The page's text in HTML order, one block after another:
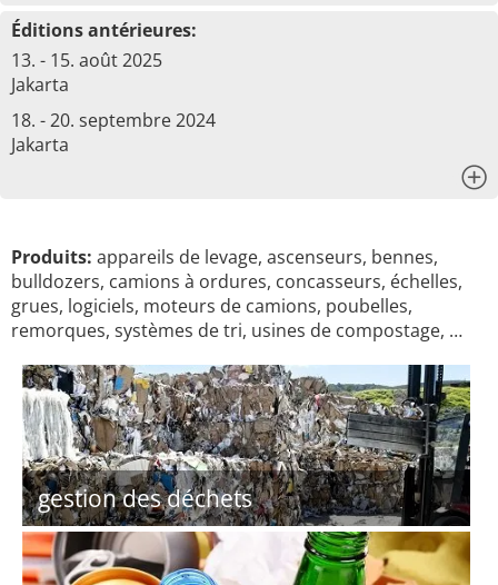
Éditions antérieures:
13. - 15. août 2025
Jakarta
18. - 20. septembre 2024
Jakarta
Produits: appareils de levage, ascenseurs, bennes,
bulldozers, camions à ordures, concasseurs, échelles,
grues, logiciels, moteurs de camions, poubelles,
remorques, systèmes de tri, usines de compostage, …
gestion des déchets